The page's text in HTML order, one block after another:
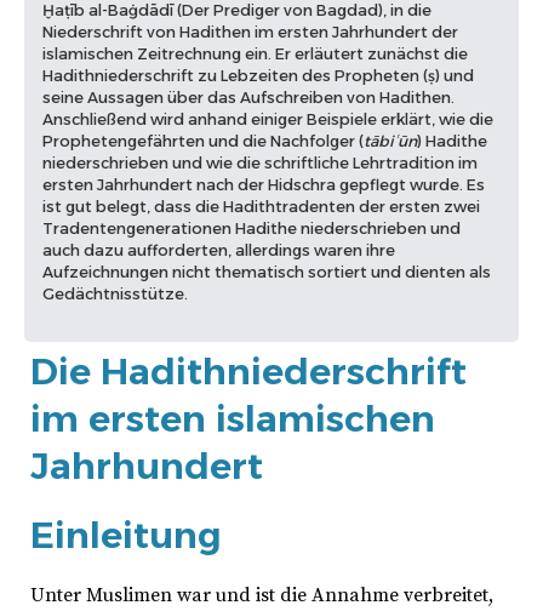
Ḫaṭīb al-Baġdādī (Der Prediger von Bagdad), in die
Niederschrift von Hadithen im ersten Jahrhundert der
islamischen Zeitrechnung ein. Er erläutert zunächst die
Hadithniederschrift zu Lebzeiten des Propheten (ṣ) und
seine Aussagen über das Aufschreiben von Hadithen.
Anschließend wird anhand einiger Beispiele erklärt, wie die
Prophetengefährten und die Nachfolger (tābiʿūn) Hadithe
niederschrieben und wie die schriftliche Lehrtradition im
ersten Jahrhundert nach der Hidschra gepflegt wurde. Es
ist gut belegt, dass die Hadithtradenten der ersten zwei
Tradentengenerationen Hadithe niederschrieben und
auch dazu aufforderten, allerdings waren ihre
Aufzeichnungen nicht thematisch sortiert und dienten als
Gedächtnisstütze.
Die Hadithniederschrift
im ersten islamischen
Jahrhundert
Einleitung
Unter Muslimen war und ist die Annahme verbreitet,